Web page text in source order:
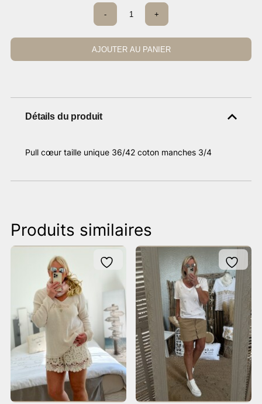
quantité
Pull
cœur
bleu
- +
AJOUTER AU PANIER
Détails du produit
Pull cœur taille unique 36/42 coton manches 3/4
Produits similaires